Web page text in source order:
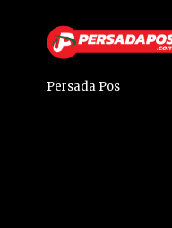
Persada Pos